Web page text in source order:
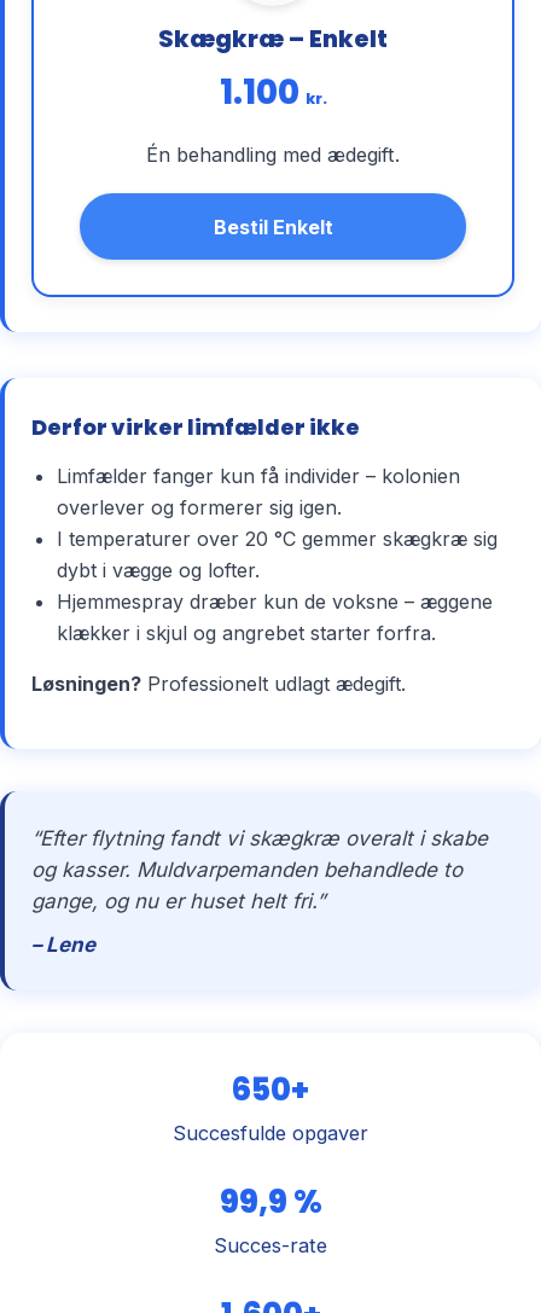
Skægkræ – Enkelt
1.100 kr.
Én behandling med ædegift.
Bestil Enkelt
Derfor virker limfælder ikke
Limfælder fanger kun få individer – kolonien
overlever og formerer sig igen.
I temperaturer over 20 °C gemmer skægkræ sig
dybt i vægge og lofter.
Hjemmespray dræber kun de voksne – æggene
klækker i skjul og angrebet starter forfra.
Løsningen? Professionelt udlagt ædegift.
“Efter flytning fandt vi skægkræ overalt i skabe
og kasser. Muldvarpemanden behandlede to
gange, og nu er huset helt fri.”
– Lene
650+
Succesfulde opgaver
99,9 %
Succes-rate